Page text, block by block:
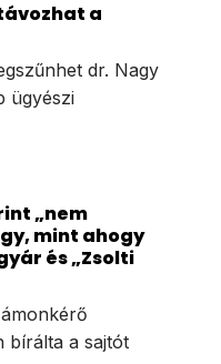
a
dr. Nagy
ügyészi
„nem
mint ahogy
és „Zsolti
bírálta a sajtót